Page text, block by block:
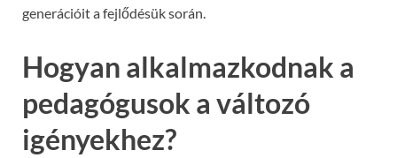
generációit a fejlődésük során.
Hogyan alkalmazkodnak a
pedagógusok a változó
igényekhez?